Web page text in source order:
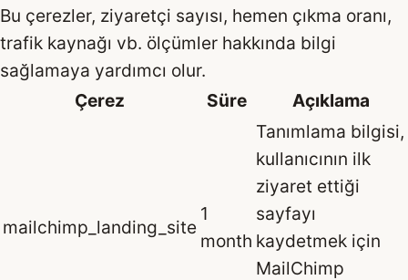
Bu çerezler, ziyaretçi sayısı, hemen çıkma oranı,
trafik kaynağı vb. ölçümler hakkında bilgi
sağlamaya yardımcı olur.
Çerez
Süre Açıklama
mailchimp_landing_site
1
month
Tanımlama bilgisi,
kullanıcının ilk
ziyaret ettiği
sayfayı
kaydetmek için
MailChimp